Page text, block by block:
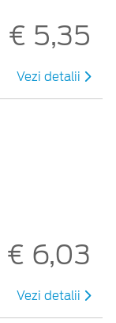
€ 5,35
Vezi detalii
€ 6,03
Vezi detalii